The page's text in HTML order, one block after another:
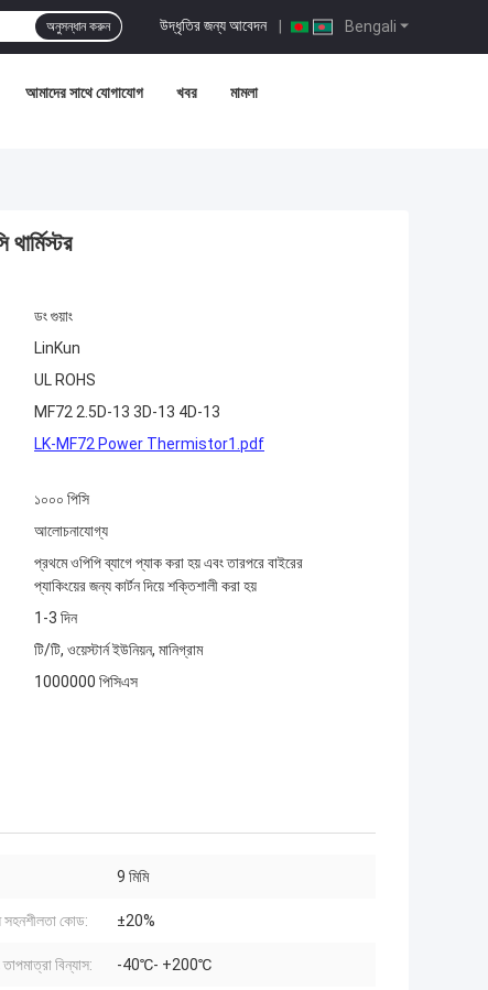
Bengali
উদ্ধৃতির জন্য আবেদন |
অনুসন্ধান করুন
আমাদের সাথে যোগাযোগ খবর মামলা
ডং গুয়াং
LinKun
UL ROHS
MF72 2.5D-13 3D-13 4D-13
LK-MF72 Power Thermistor1.pdf
১০০০ পিসি
আলোচনাযোগ্য
প্রথমে ওপিপি ব্যাগে প্যাক করা হয় এবং তারপরে বাইরের
প্যাকিংয়ের জন্য কার্টন দিয়ে শক্তিশালী করা হয়
1-3 দিন
টি/টি, ওয়েস্টার্ন ইউনিয়ন, মানিগ্রাম
1000000 পিসিএস
9 মিমি
সহনশীলতা কোড: ±20%
বিন্যাস: -40℃- +200℃